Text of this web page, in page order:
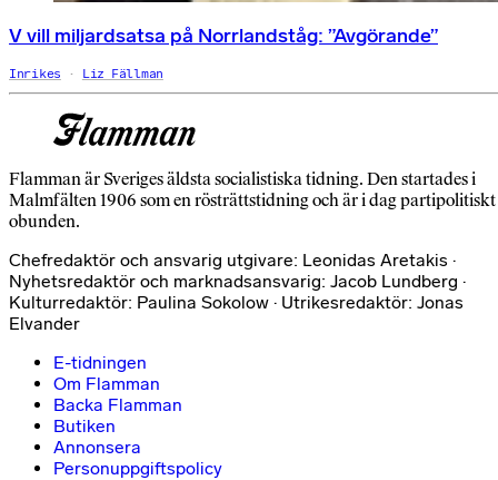
V vill miljardsatsa på Norrlandståg: ”Avgörande”
Inrikes Liz Fällman
Flamman är Sveriges äldsta socialistiska tidning. Den startades i
Malmfälten 1906 som en rösträttstidning och är i dag partipolitiskt
obunden.
Chefredaktör och ansvarig utgivare: Leonidas Aretakis ·
Nyhetsredaktör och marknadsansvarig: Jacob Lundberg ·
Kulturredaktör: Paulina Sokolow · Utrikesredaktör: Jonas
Elvander
E-tidningen
Om Flamman
Backa Flamman
Butiken
Annonsera
Personuppgiftspolicy